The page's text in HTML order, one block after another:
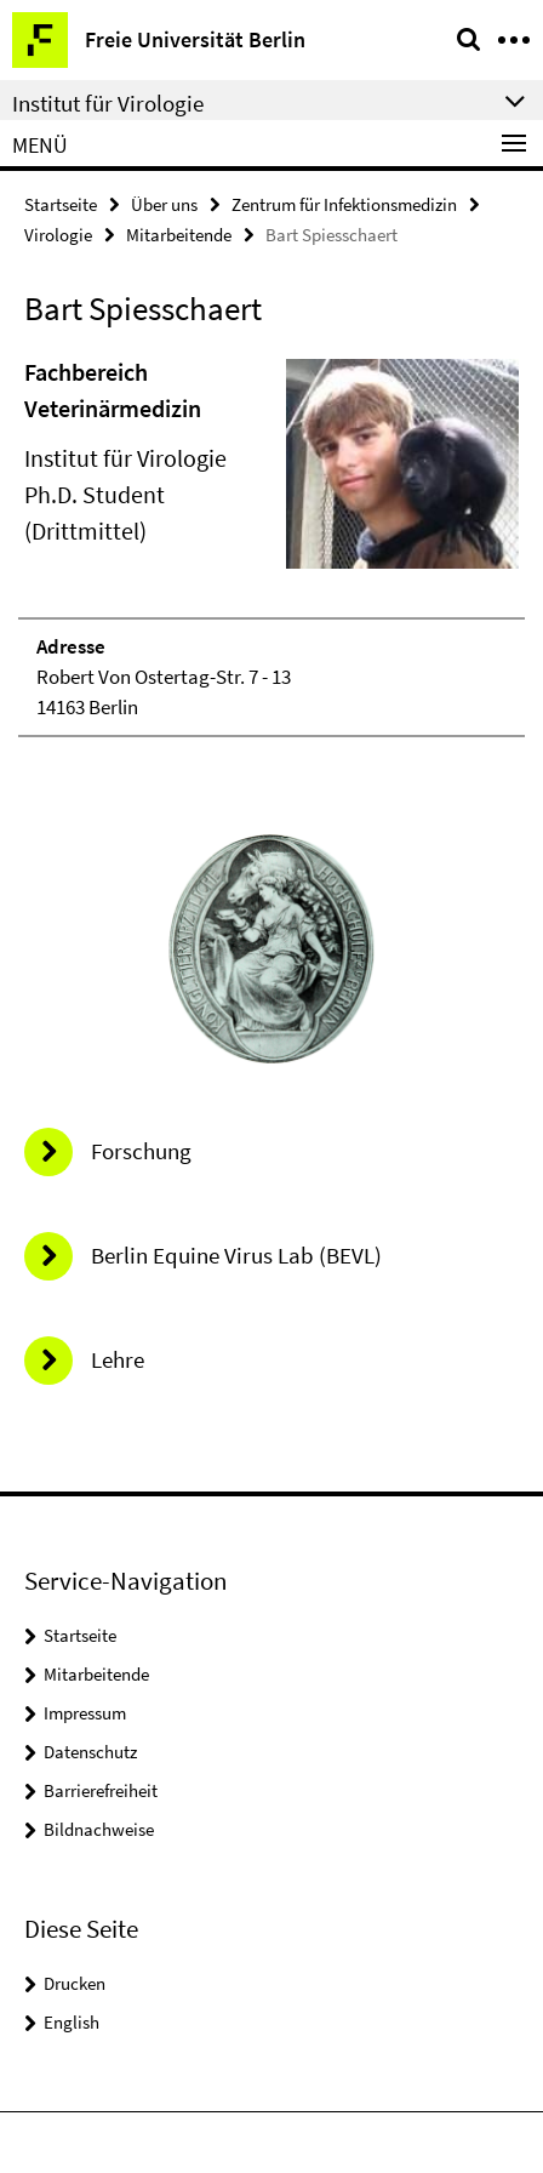
Springe
direkt
zu
Inhalt
Freie Universität Berlin
Service-
Navigation
Institut für Virologie
MENÜ
Startseite Über uns
Zentrum für Infektionsmedizin
Virologie
Mitarbeitende Bart Spiesschaert
Bart Spiesschaert
Fachbereich
Veterinärmedizin
Institut für Virologie
Ph.D. Student
(Drittmittel)
Adresse
Robert Von Ostertag-Str. 7 - 13
14163 Berlin
Forschung
Berlin Equine Virus Lab (BEVL)
Lehre
Service-Navigation
Startseite
Mitarbeitende
Impressum
Datenschutz
Barrierefreiheit
Bildnachweise
Diese Seite
Drucken
English